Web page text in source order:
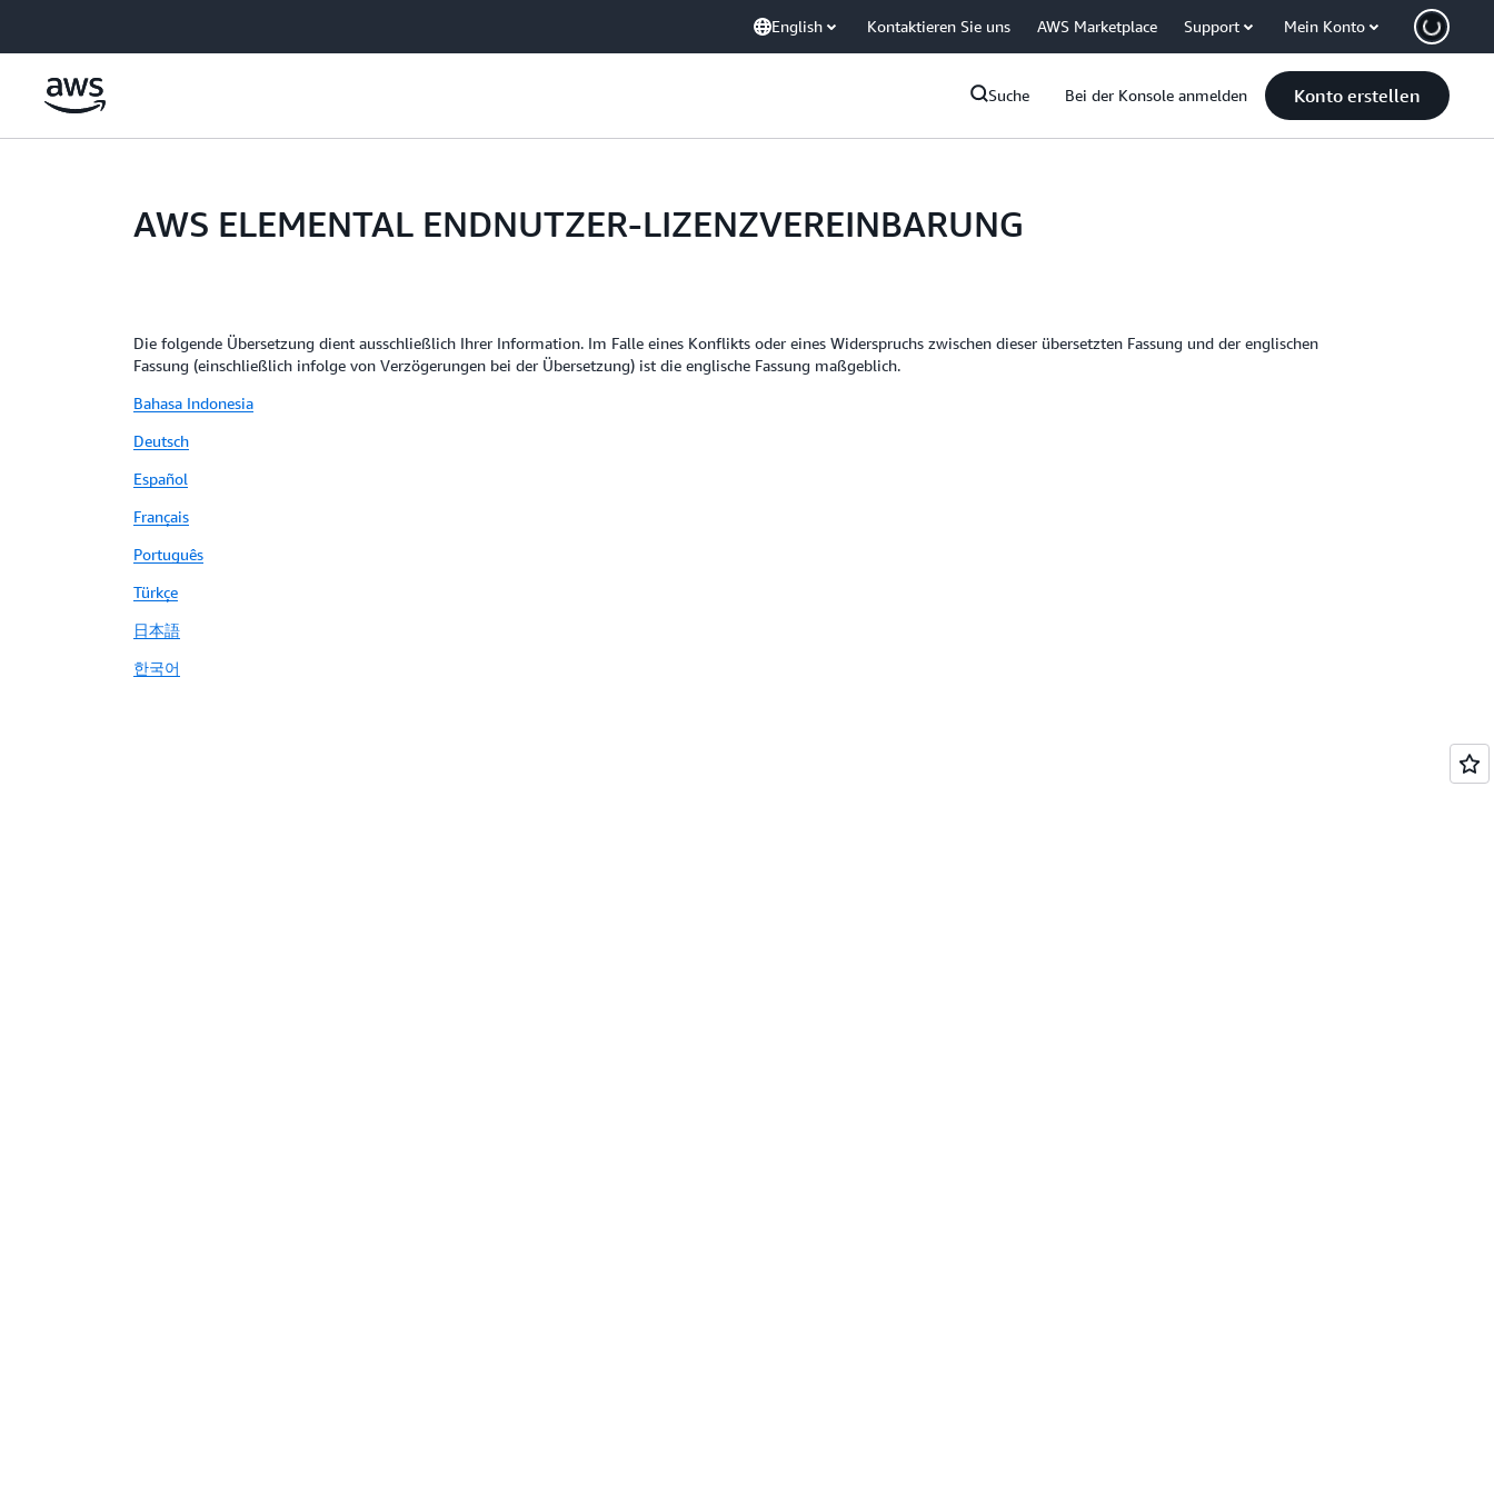
English Kontaktieren Sie uns AWS Marketplace Support Mein Konto
Suche Bei der Konsole anmelden Konto erstellen
AWS ELEMENTAL ENDNUTZER-LIZENZVEREINBARUNG
Die folgende Übersetzung dient ausschließlich Ihrer Information. Im Falle eines Konflikts oder eines Widerspruchs zwischen dieser übersetzten Fassung und der englischen
Fassung (einschließlich infolge von Verzögerungen bei der Übersetzung) ist die englische Fassung maßgeblich.
Bahasa Indonesia
Deutsch
Español
Français
Português
Türkçe
日本語
한국어